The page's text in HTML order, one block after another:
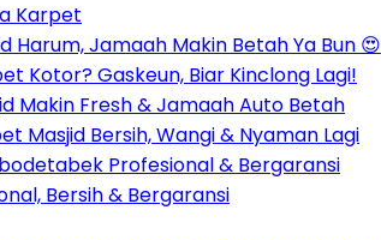
Karpet
Harum, Jamaah Makin Betah Ya Bun 😍
Kotor? Gaskeun, Biar Kinclong Lagi!
Makin Fresh & Jamaah Auto Betah
Masjid Bersih, Wangi & Nyaman Lagi
Profesional & Bergaransi
Bersih & Bergaransi